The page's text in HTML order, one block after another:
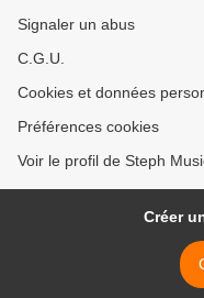
Signaler un abus
C.G.U.
Cookies et données
Préférences cookies
Voir le profil de Steph
Créer